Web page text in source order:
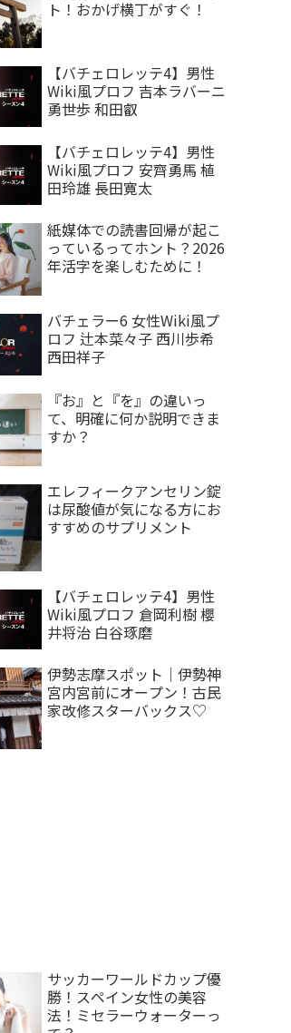
ト！おかげ横丁がすぐ！
【バチェロレッテ4】男性
Wiki風プロフ 吉本ラバーニ
勇世歩 和田叡
【バチェロレッテ4】男性
Wiki風プロフ 安齊勇馬 植
田玲雄 長田寛太
紙媒体での読書回帰が起こ
っているってホント？2026
年活字を楽しむために！
バチェラー6 女性Wiki風プ
ロフ 辻本菜々子 西川歩希
西田祥子
『お』と『を』の違いっ
て、明確に何か説明できま
すか？
エレフィークアンセリン錠
は尿酸値が気になる方にお
すすめのサプリメント
【バチェロレッテ4】男性
Wiki風プロフ 倉岡利樹 櫻
井将治 白谷琢磨
伊勢志摩スポット｜伊勢神
宮内宮前にオープン！古民
家改修スターバックス♡
サッカーワールドカップ優
勝！スペイン女性の美容
法！ミセラーウォーターっ